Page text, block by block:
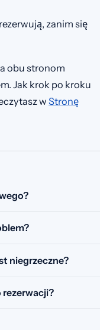
zanim się
obu stronom
Jak krok po kroku
w Stronę
niegrzeczne?
rezerwacji?